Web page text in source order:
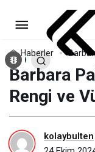
Haberler
Barbara
Rengi ve
kolaybulten
Rengi ve
Yorum